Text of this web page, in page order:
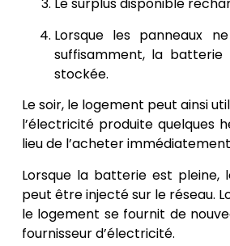
Le surplus disponible
Lorsque les panneaux
suffisamment, la batterie
stockée.
Le soir, le logement peut ainsi
l’électricité produite quelques
lieu de l’acheter
Lorsque la batterie est pleine,
peut être injecté sur le réseau.
le logement se fournit de
fournisseur d’électricité.